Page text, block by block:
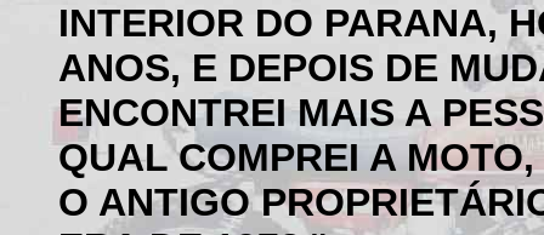
INTERIOR DO PARANA,
ANOS, E DEPOIS DE
ENCONTREI MAIS A
QUAL COMPREI A
O ANTIGO